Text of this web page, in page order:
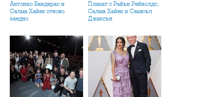
Антонио Бандерас и
Салма Хайек отново
заедно
Плакат с Райън Рейнолдс,
Салма Хайек и Самюъл
Джаксън